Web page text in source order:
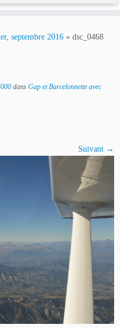
septembre 2016 » dsc_0468
dans Gap et Barcelonnette avec
Suivant →